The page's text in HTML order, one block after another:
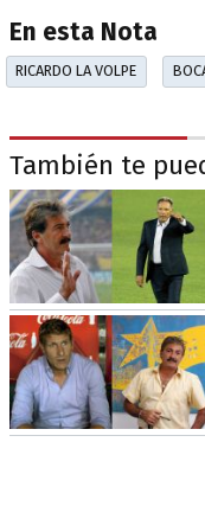
En esta Nota
RICARDO LA VOLPE
También te